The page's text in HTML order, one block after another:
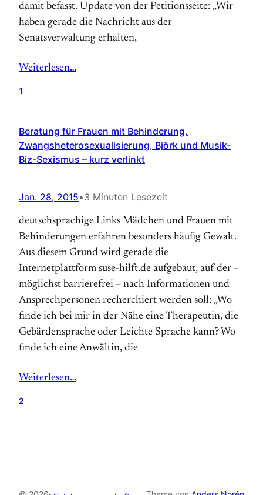
damit befasst. Update von der Petitionsseite: „Wir
haben gerade die Nachricht aus der
Senatsverwaltung erhalten,
Weiterlesen…
1
Beratung für Frauen mit Behinderung,
Zwangsheterosexualisierung, Björk und Musik-
Biz-Sexismus – kurz verlinkt
Jan. 28, 2015•3 Minuten Lesezeit
deutschsprachige Links Mädchen und Frauen mit
Behinderungen erfahren besonders häufig Gewalt.
Aus diesem Grund wird gerade die
Internetplattform suse-hilft.de aufgebaut, auf der –
möglichst barrierefrei – nach Informationen und
Ansprechpersonen recherchiert werden soll: „Wo
finde ich bei mir in der Nähe eine Therapeutin, die
Gebärdensprache oder Leichte Sprache kann? Wo
finde ich eine Anwältin, die
Weiterlesen…
2